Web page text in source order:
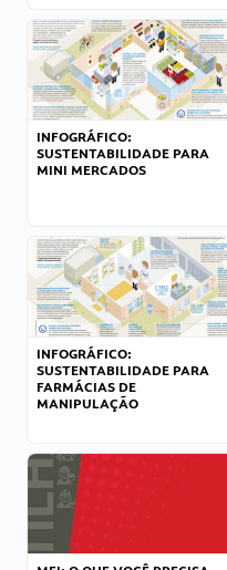
INFOGRÁFICO:
SUSTENTABILIDADE PARA
MINI MERCADOS
INFOGRÁFICO:
SUSTENTABILIDADE PARA
FARMÁCIAS DE
MANIPULAÇÃO